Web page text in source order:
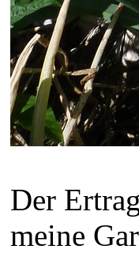
Der
meine